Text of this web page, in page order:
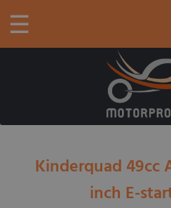
☰
Kinderquad 49cc
inch E-